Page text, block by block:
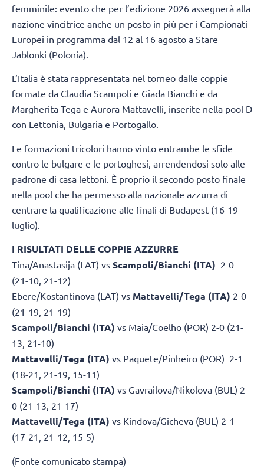
femminile: evento che per l’edizione 2026 assegnerà alla
nazione vincitrice anche un posto in più per i Campionati
Europei in programma dal 12 al 16 agosto a Stare
Jablonki (Polonia).
L’Italia è stata rappresentata nel torneo dalle coppie
formate da Claudia Scampoli e Giada Bianchi e da
Margherita Tega e Aurora Mattavelli, inserite nella pool D
con Lettonia, Bulgaria e Portogallo.
Le formazioni tricolori hanno vinto entrambe le sfide
contro le bulgare e le portoghesi, arrendendosi solo alle
padrone di casa lettoni. È proprio il secondo posto finale
nella pool che ha permesso alla nazionale azzurra di
centrare la qualificazione alle finali di Budapest (16-19
luglio).
I RISULTATI DELLE COPPIE AZZURRE
Tina/Anastasija (LAT) vs Scampoli/Bianchi (ITA) 2-0
(21-10, 21-12)
Ebere/Kostantinova (LAT) vs Mattavelli/Tega (ITA) 2-0
(21-19, 21-19)
Scampoli/Bianchi (ITA) vs Maia/Coelho (POR) 2-0 (21-
13, 21-10)
Mattavelli/Tega (ITA) vs Paquete/Pinheiro (POR) 2-1
(18-21, 21-19, 15-11)
Scampoli/Bianchi (ITA) vs Gavrailova/Nikolova (BUL) 2-
0 (21-13, 21-17)
Mattavelli/Tega (ITA) vs Kindova/Gicheva (BUL) 2-1
(17-21, 21-12, 15-5)
(Fonte comunicato stampa)